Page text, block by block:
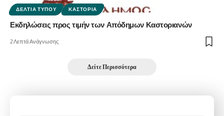
ΔΕΛΤΊΑ ΤΎΠΟΥ ΚΑΣΤΟΡΙΆ
Εκδηλώσεις προς τιμήν των Απόδημων Καστοριανών
2 Λεπτά Ανάγνωσης
Δείτε Περισσότερα